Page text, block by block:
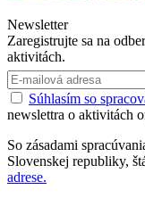
Newsletter
Zaregistrujte sa na
aktivitách.
Súhlasím so
newslettra o aktivitách
So zásadami
Slovenskej republiky,
adrese.